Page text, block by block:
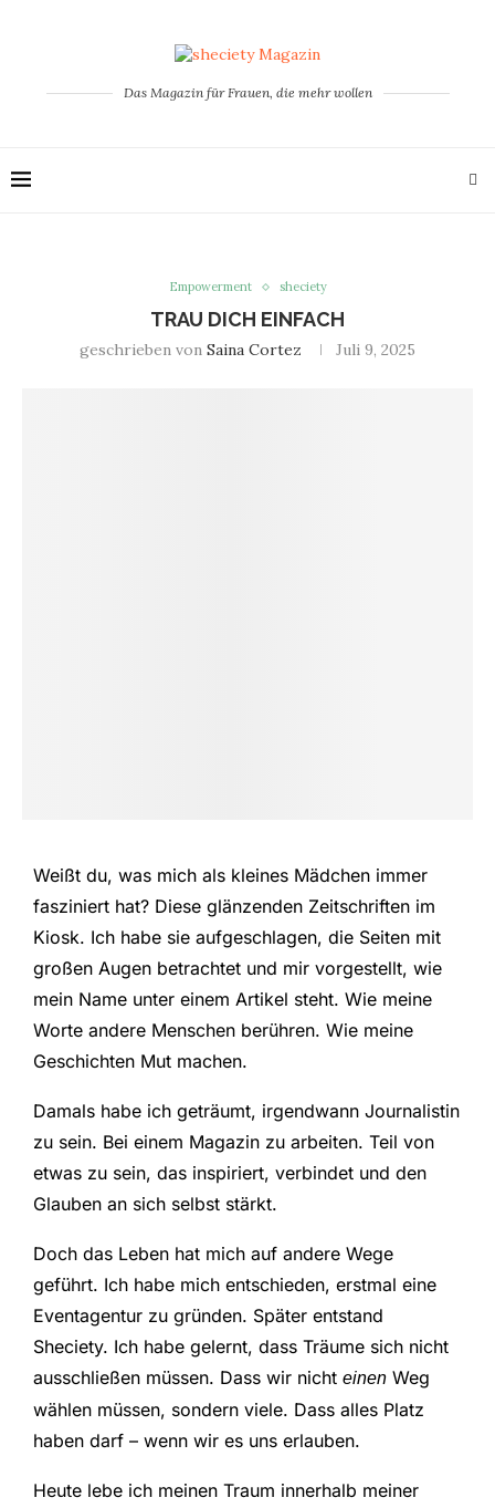
Das Magazin für Frauen, die mehr wollen
Empowerment sheciety
TRAU DICH EINFACH
geschrieben von Saina Cortez Juli 9, 2025
Weißt du, was mich als kleines Mädchen immer
fasziniert hat? Diese glänzenden Zeitschriften im
Kiosk. Ich habe sie aufgeschlagen, die Seiten mit
großen Augen betrachtet und mir vorgestellt, wie
mein Name unter einem Artikel steht. Wie meine
Worte andere Menschen berühren. Wie meine
Geschichten Mut machen.
Damals habe ich geträumt, irgendwann Journalistin
zu sein. Bei einem Magazin zu arbeiten. Teil von
etwas zu sein, das inspiriert, verbindet und den
Glauben an sich selbst stärkt.
Doch das Leben hat mich auf andere Wege
geführt. Ich habe mich entschieden, erstmal eine
Eventagentur zu gründen. Später entstand
Sheciety. Ich habe gelernt, dass Träume sich nicht
ausschließen müssen. Dass wir nicht einen Weg
wählen müssen, sondern viele. Dass alles Platz
haben darf – wenn wir es uns erlauben.
Heute lebe ich meinen Traum innerhalb meiner